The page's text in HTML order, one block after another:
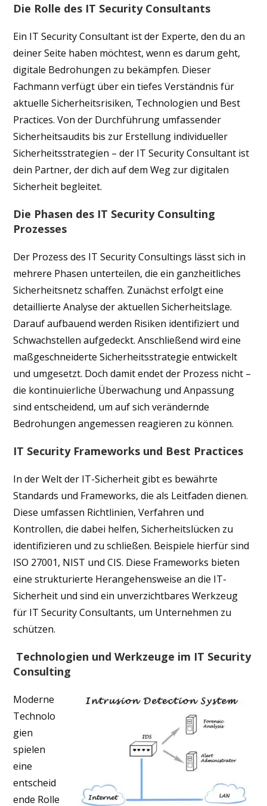
Die Rolle des IT Security Consultants
Ein IT Security Consultant ist der Experte, den du an
deiner Seite haben möchtest, wenn es darum geht,
digitale Bedrohungen zu bekämpfen. Dieser
Fachmann verfügt über ein tiefes Verständnis für
aktuelle Sicherheitsrisiken, Technologien und Best
Practices. Von der Durchführung umfassender
Sicherheitsaudits bis zur Erstellung individueller
Sicherheitsstrategien – der IT Security Consultant ist
dein Partner, der dich auf dem Weg zur digitalen
Sicherheit begleitet.
Die Phasen des IT Security Consulting
Prozesses
Der Prozess des IT Security Consultings lässt sich in
mehrere Phasen unterteilen, die ein ganzheitliches
Sicherheitsnetz schaffen. Zunächst erfolgt eine
detaillierte Analyse der aktuellen Sicherheitslage.
Darauf aufbauend werden Risiken identifiziert und
Schwachstellen aufgedeckt. Anschließend wird eine
maßgeschneiderte Sicherheitsstrategie entwickelt
und umgesetzt. Doch damit endet der Prozess nicht –
die kontinuierliche Überwachung und Anpassung
sind entscheidend, um auf sich verändernde
Bedrohungen angemessen reagieren zu können.
IT Security Frameworks und Best Practices
In der Welt der IT-Sicherheit gibt es bewährte
Standards und Frameworks, die als Leitfaden dienen.
Diese umfassen Richtlinien, Verfahren und
Kontrollen, die dabei helfen, Sicherheitslücken zu
identifizieren und zu schließen. Beispiele hierfür sind
ISO 27001, NIST und CIS. Diese Frameworks bieten
eine strukturierte Herangehensweise an die IT-
Sicherheit und sind ein unverzichtbares Werkzeug
für IT Security Consultants, um Unternehmen zu
schützen.
Technologien und Werkzeuge im IT Security
Consulting
Moderne
Technolo
gien
spielen
eine
entscheid
ende Rolle